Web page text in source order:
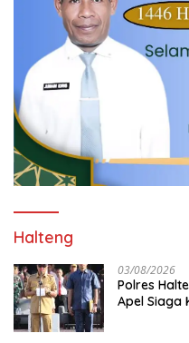
Halteng
03/08/2026
Polres
Apel Siaga